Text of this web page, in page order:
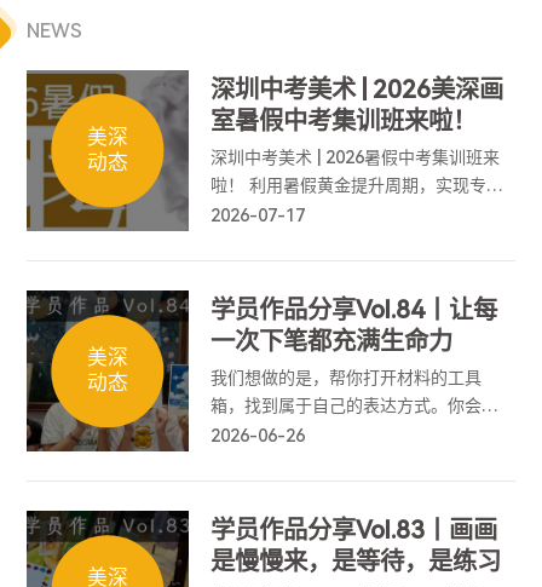
NEWS
美深
动态
深圳中考美术 | 2026美深画
室暑假中考集训班来啦！
深圳中考美术 | 2026暑假中考集训班来
啦！ 利用暑假黄金提升周期，实现专业
能力弯道超车，为中考美术筑牢基础、
2026-07-17
美深
动态
学员作品分享Vol.84丨让每
一次下笔都充满生命力
我们想做的是，帮你打开材料的工具
箱，找到属于自己的表达方式。你会懂
得如何拥抱意外，如何精准控制情绪的
2026-06-26
美深
学员作品分享Vol.83丨画画
是慢慢来，是等待，是练习